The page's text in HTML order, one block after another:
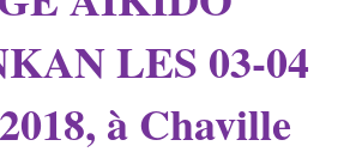
LES 03-04
à Chaville